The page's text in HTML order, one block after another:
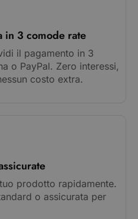
in 3 comode rate
il pagamento in 3
o PayPal. Zero interessi,
costo extra.
prodotto rapidamente.
o assicurata per